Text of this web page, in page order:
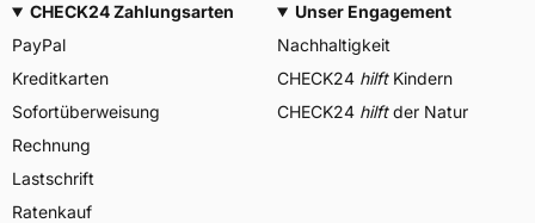
CHECK24 Zahlungsarten
PayPal
Kreditkarten
Sofortüberweisung
Rechnung
Lastschrift
Ratenkauf
Unser Engagement
Nachhaltigkeit
CHECK24 hilftKindern
CHECK24 hilftder Natur